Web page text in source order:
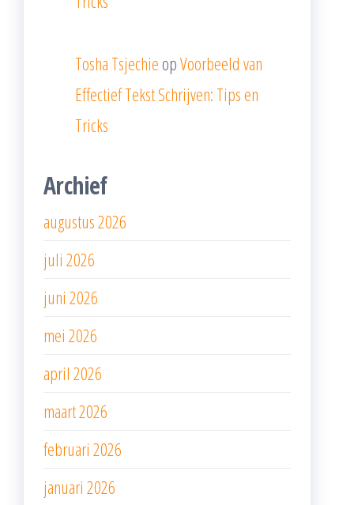
Tosha Tsjechie opVoorbeeld van
Effectief Tekst Schrijven: Tips en
Tricks
Archief
augustus 2026
juli 2026
juni 2026
mei 2026
april 2026
maart 2026
februari 2026
januari 2026